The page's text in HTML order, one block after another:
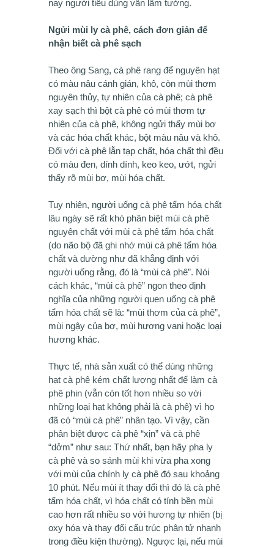
nay người tiêu dùng vẫn lầm tưởng.
Ngửi mùi ly cà phê, cách đơn giản để
nhận biết cà phê sạch
Theo ông Sang, cà phê rang để nguyên hạt
có màu nâu cánh gián, khô, còn mùi thơm
nguyên thủy, tự nhiên của cà phê; cà phê
xay sạch thì bột cà phê có mùi thơm tự
nhiên của cà phê, không ngửi thấy mùi bơ
và các hóa chất khác, bột màu nâu và khô.
Đối với cà phê lẫn tạp chất, hóa chất thì đều
có màu đen, dính dính, keo keo, ướt, ngửi
thấy rõ mùi bơ, mùi hóa chất.
Tuy nhiên, người uống cà phê tẩm hóa chất
lâu ngày sẽ rất khó phân biệt mùi cà phê
nguyên chất với mùi cà phê tẩm hóa chất
(do não bộ đã ghi nhớ mùi cà phê tẩm hóa
chất và dường như đã khẳng định với
người uống rằng, đó là “mùi cà phê”. Nói
cách khác, “mùi cà phê” ngon theo định
nghĩa của những người quen uống cà phê
tẩm hóa chất sẽ là: “mùi thơm của cà phê”,
mùi ngậy của bơ, mùi hương vani hoặc loại
hương khác.
Thực tế, nhà sản xuất có thể dùng những
hạt cà phê kém chất lượng nhất để làm cà
phê phin (vẫn còn tốt hơn nhiều so với
những loại hạt không phải là cà phê) vì họ
đã có “mùi cà phê” nhân tạo. Vì vậy, cần
phân biệt được cà phê “xịn” và cà phê
“dởm” như sau: Thứ nhất, bạn hãy pha ly
cà phê và so sánh mùi khi vừa pha xong
với mùi của chính ly cà phê đó sau khoảng
10 phút. Nếu mùi ít thay đổi thì đó là cà phê
tẩm hóa chất, vì hóa chất có tính bền mùi
cao hơn rất nhiều so với hương tự nhiên (bị
oxy hóa và thay đổi cấu trúc phân tử nhanh
trong điều kiện thường). Ngược lại, nếu mùi